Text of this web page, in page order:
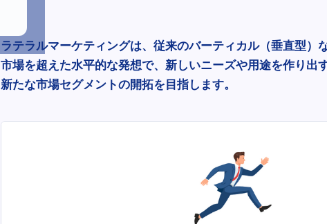
ラテラルマーケティングは、従来のバーティカル（垂直型）
市場を超えた水平的な発想で、新しいニーズや用途を作り出
新たな市場セグメントの開拓を目指します。